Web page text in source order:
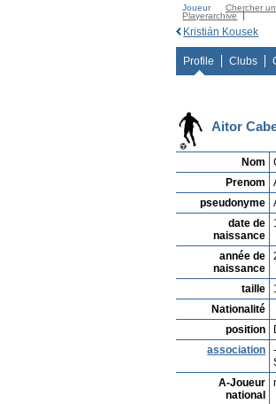
Joueur Chercher
Playerarchive
Kristián Kousek
Profile Clubs
Aitor
Nom
Prenom
pseudonyme
date de
naissance
année de
naissance
taille
Nationalité
position
association
A-Joueur
national